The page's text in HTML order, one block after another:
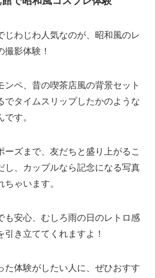
じわじわ人気なのが、昭和風のレ
撮影体験！
ンペ、昔の喫茶店風の背景セット
でタイムスリップしたかのような
す。
ーズまで、友だちと盛り上がるこ
し、カップルなら記念になる写真
ゃいます。
も安心、むしろ雨の日のレトロ感
引き立ててくれますよ！
た体験がしたい人に、ぜひおすす